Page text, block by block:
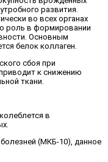
развития.
во всех органах
роль в формировании
Основным
белок коллаген.
сбоя при
к снижению
ткани.
в
(МКБ-10), данное